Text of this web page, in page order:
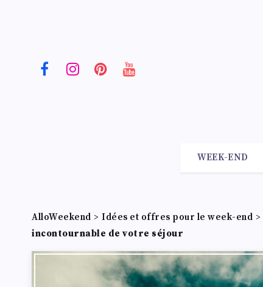
WEEK-END
AlloWeekend > Idées et offres pour le week-end >
incontournable de votre séjour